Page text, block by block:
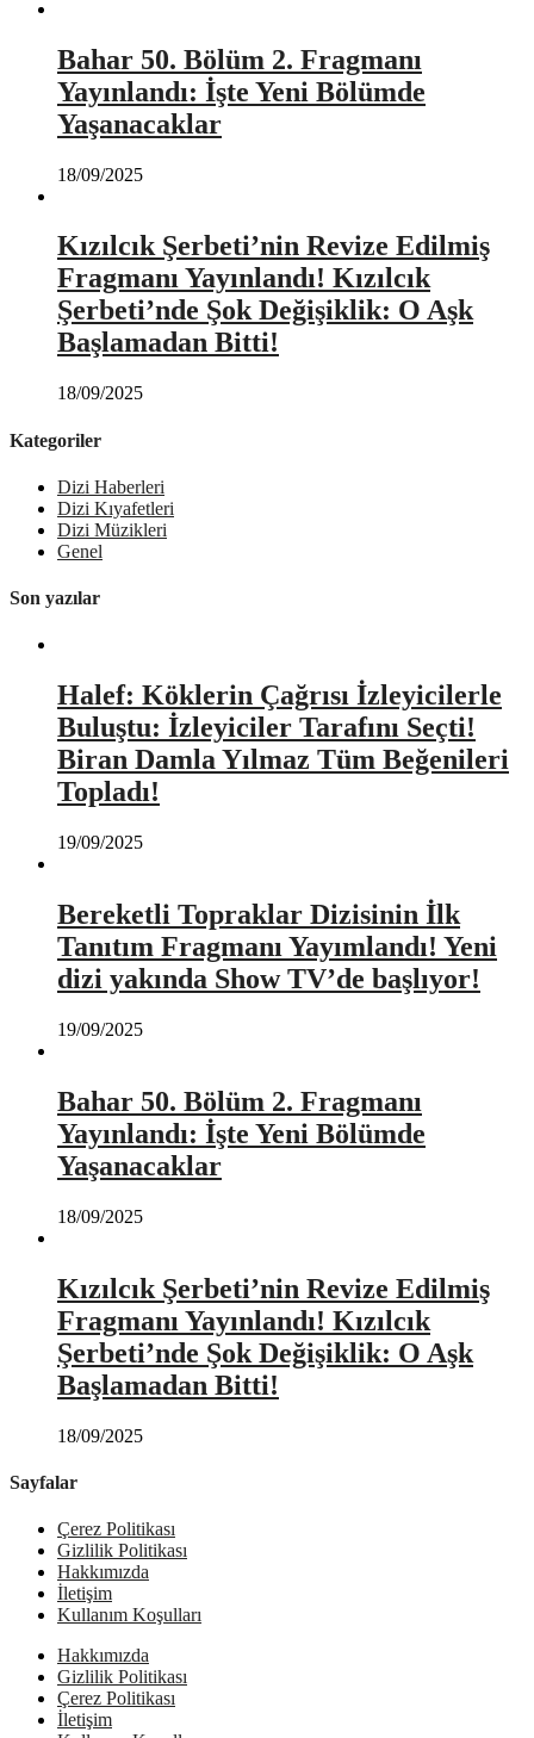
Bahar 50. Bölüm 2. Fragmanı
Yayınlandı: İşte Yeni Bölümde
Yaşanacaklar
18/09/2025
Kızılcık Şerbeti’nin Revize Edilmiş
Fragmanı Yayınlandı! Kızılcık
Şerbeti’nde Şok Değişiklik: O Aşk
Başlamadan Bitti!
18/09/2025
Kategoriler
Dizi Haberleri
Dizi Kıyafetleri
Dizi Müzikleri
Genel
Son yazılar
Halef: Köklerin Çağrısı İzleyicilerle
Buluştu: İzleyiciler Tarafını Seçti!
Biran Damla Yılmaz Tüm Beğenileri
Topladı!
19/09/2025
Bereketli Topraklar Dizisinin İlk
Tanıtım Fragmanı Yayımlandı! Yeni
dizi yakında Show TV’de başlıyor!
19/09/2025
Bahar 50. Bölüm 2. Fragmanı
Yayınlandı: İşte Yeni Bölümde
Yaşanacaklar
18/09/2025
Kızılcık Şerbeti’nin Revize Edilmiş
Fragmanı Yayınlandı! Kızılcık
Şerbeti’nde Şok Değişiklik: O Aşk
Başlamadan Bitti!
18/09/2025
Sayfalar
Çerez Politikası
Gizlilik Politikası
Hakkımızda
İletişim
Kullanım Koşulları
Hakkımızda
Gizlilik Politikası
Çerez Politikası
İletişim